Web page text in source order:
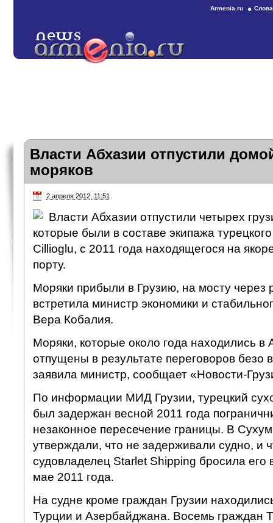
Armenia.ru
Власти Абхазии отпустили
моряков
2 апреля 2012, 11:51
Власти Абхазии отпустили четырех
которые были в составе экипажа
Cillioglu, с 2011 года находящегося на
порту.
Моряки прибыли в Грузию, на мосту через
встретила министр экономики и
Вера Кобалия.
Моряки, которые около года находились в
отпущены в результате переговоров безо
заявила министр, сообщает «Новости-
По информации МИД Грузии, турецкий
был задержан весной 2011 года
незаконное пересечение границы. В
утверждали, что не задерживали судно, и
судовладелец Starlet Shipping бросила его
мае 2011 года.
На судне кроме граждан Грузии
Турции и Азербайджана. Восемь граждан